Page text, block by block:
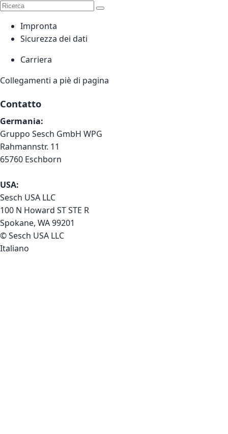
Impronta
Sicurezza dei dati
Carriera
Collegamenti a piè di pagina
Contatto
Germania:
Gruppo Sesch GmbH WPG
Rahmannstr. 11
65760 Eschborn
USA:
Sesch USA LLC
100 N Howard ST STE R
Spokane, WA 99201
© Sesch USA LLC
Italiano